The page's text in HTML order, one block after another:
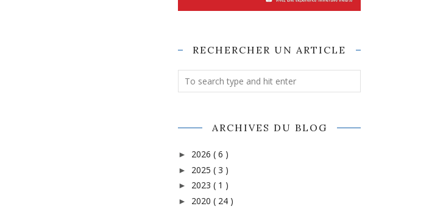
RECHERCHER UN ARTICLE
ARCHIVES DU BLOG
► 2026 ( 6 )
► 2025 ( 3 )
► 2023 ( 1 )
► 2020 ( 24 )